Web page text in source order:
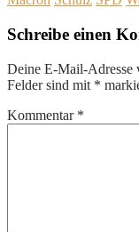
Schreibe einen
Deine E-Mail-
Felder sind mit *
Kommentar *